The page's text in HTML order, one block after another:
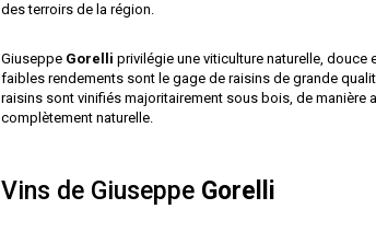
des terroirs de la région.
Giuseppe Gorelli privilégie une viticulture naturelle, douce
faibles rendements sont le gage de raisins de grande
raisins sont vinifiés majoritairement sous bois, de manière
complètement naturelle.
Vins de Giuseppe Gorelli